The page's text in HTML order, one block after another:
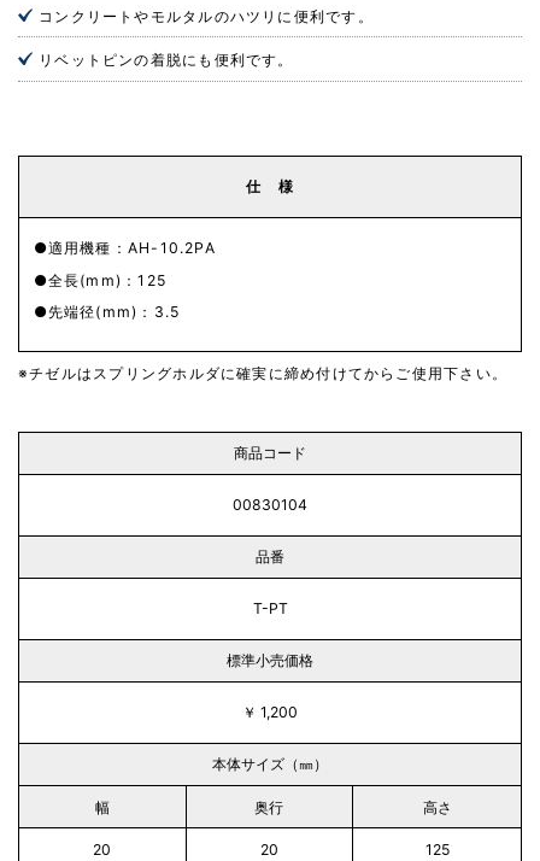
コンクリートやモルタルのハツリに便利です。
リベットピンの着脱にも便利です。
仕 様
適用機種：AH-10.2PA
全長(mm)：125
先端径(mm)：3.5
チゼルはスプリングホルダに確実に締め付けてからご使用下さい。
商品コード
00830104
品番
T-PT
標準小売価格
￥ 1,200
本体サイズ（㎜）
幅 奥行 高さ
20 20 125